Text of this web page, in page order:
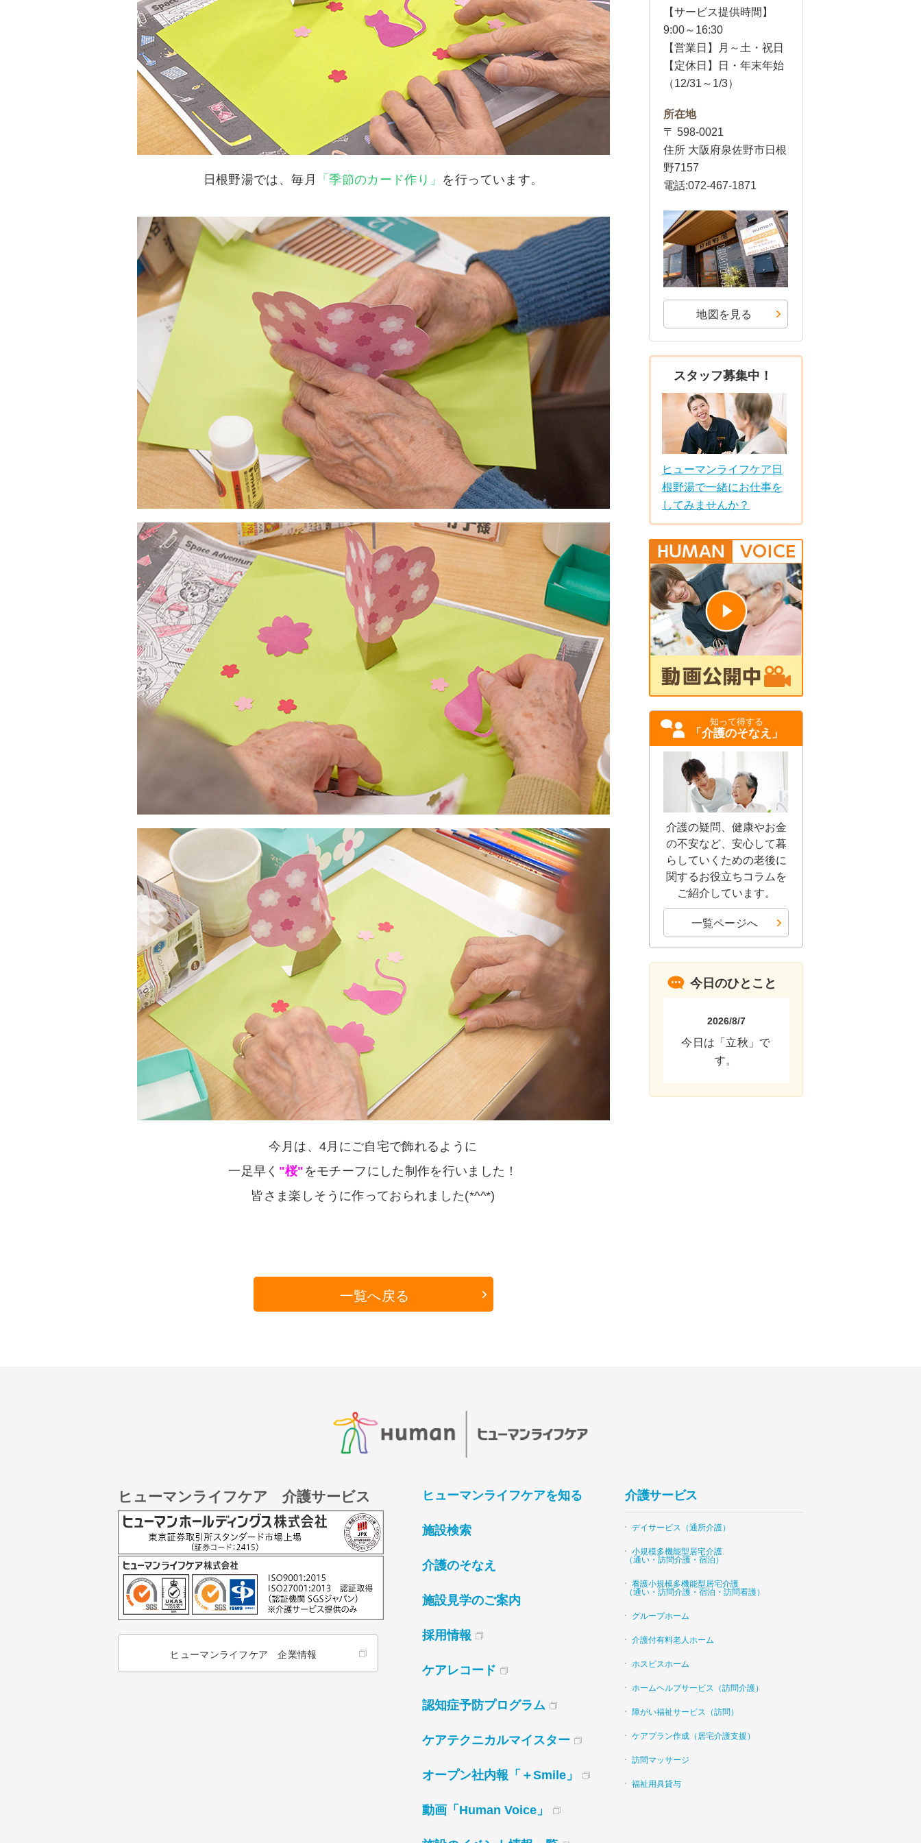
日根野湯では、毎月 「季節のカード作り」 を行っています。
今月は、4月にご自宅で飾れるように
一足早く "桜" をモチーフにした制作を行いました！
皆さま楽しそうに作っておられました(*^^*)
一覧へ戻る
【サービス提供時間】
9:00～16:30
【営業日】月～土・祝日
【定休日】日・年末年始
（12/31～1/3）
所在地
〒 598-0021
住所 大阪府泉佐野市日根
野7157
電話:072-467-1871
地図を見る
スタッフ募集中！
ヒューマンライフケア日
根野湯で一緒にお仕事を
してみませんか？
知って得する
「介護のそなえ」
介護の疑問、健康やお金
の不安など、安心して暮
らしていくための老後に
関するお役立ちコラムを
ご紹介しています。
一覧ページへ
今日のひとこと
2026/8/7
今日は「立秋」で
す。
ヒューマンライフケア 介護サービス
ヒューマンライフケア 企業情報
ヒューマンライフケアを知る
施設検索
介護のそなえ
施設見学のご案内
採用情報
ケアレコード
認知症予防プログラム
ケアテクニカルマイスター
オープン社内報「＋Smile」
動画「Human Voice」
介護サービス
デイサービス（通所介護）
小規模多機能型居宅介護
（通い・訪問介護・宿泊）
看護小規模多機能型居宅介護
（通い・訪問介護・宿泊・訪問看護）
グループホーム
介護付有料老人ホーム
ホスピスホーム
ホームヘルプサービス（訪問介護）
障がい福祉サービス（訪問）
ケアプラン作成（居宅介護支援）
訪問マッサージ
福祉用具貸与